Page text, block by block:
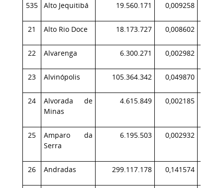
535 Alto Jequitibá 19.560.171 0,009258
21 Alto Rio Doce 18.173.727 0,008602
22 Alvarenga 6.300.271 0,002982
23 Alvinópolis 105.364.342 0,049870
24
Alvorada de
Minas
4.615.849 0,002185
25
Amparo da
Serra
6.195.503 0,002932
26 Andradas 299.117.178 0,141574